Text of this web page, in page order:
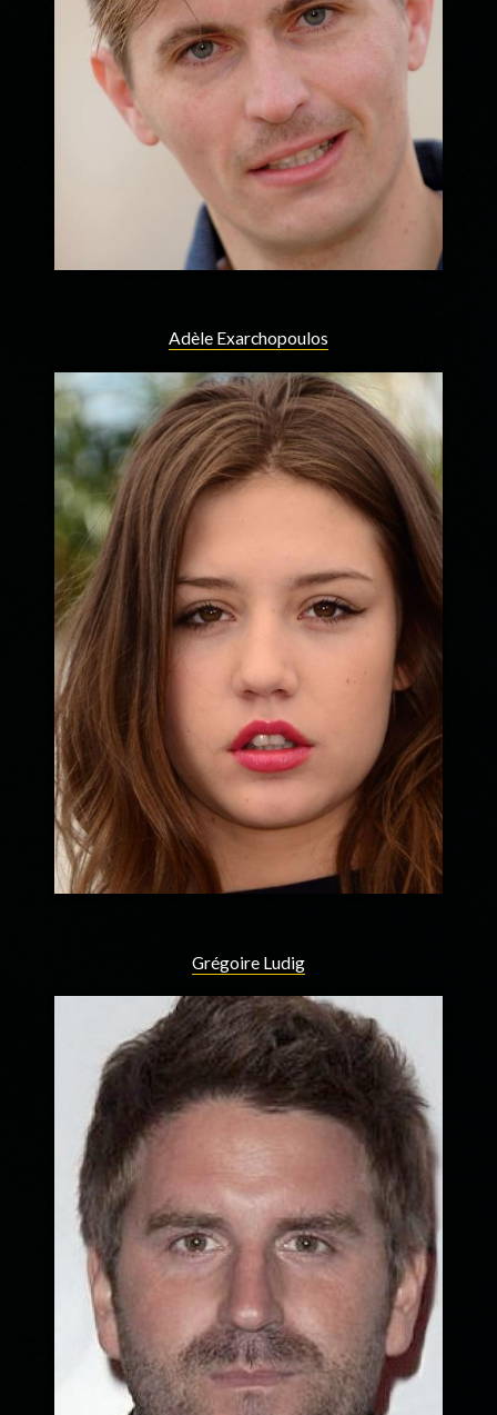
Adèle Exarchopoulos
Grégoire Ludig